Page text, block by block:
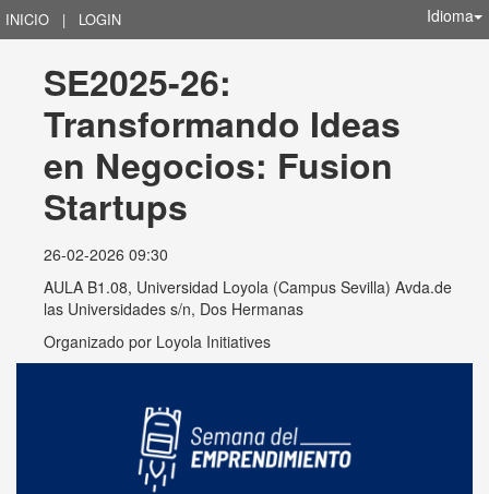
INICIO | LOGIN Idioma
SE2025-26:
Transformando Ideas
en Negocios: Fusion
Startups
26-02-2026 09:30
AULA B1.08, Universidad Loyola (Campus Sevilla) Avda.de
las Universidades s/n, Dos Hermanas
Organizado por Loyola Initiatives